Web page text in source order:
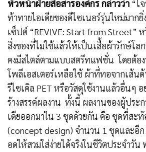
หัวหน้าฝ่ายสื่อสารองค์กร กล่าวว่า “โ
ท้าทายไอเดียของดีไซเนอร์รุ่นใหม่มาก
เซ็ปต์ “REVIVE: Start from Street”
สิ่งของที่ไม่ใช้แล้วให้เป็นเสื้อผ้ารักษ์โล
คงมีสไตล์ตามแบบสตรีทแฟชั่น โดยต้อง
โพลีเอสเตอร์เหลือใช้ ผ้าที่ทอจากเส้น
รีไซเคิล PET หรือวัสดุใช้งานแล้วอื่นๆ
ร้างสรรค์ผลงาน ทั้งนี้ ผลงานของผู้ประ
เดียออกมาใน 3 ชุดด้วยกัน คือ ชุดที่สะ
(concept design) จำนวน 1 ชุดและอี
อดให้สวมใส่ง่ายได้จริงในชีวิตประจำวัน